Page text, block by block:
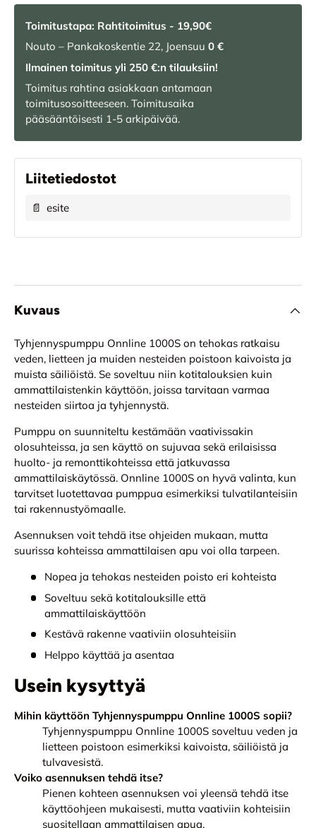
Toimitustapa: Rahtitoimitus - 19,90€
Nouto – Pankakoskentie 22, Joensuu 0 €
Ilmainen toimitus yli 250 €:n tilauksiin!
Toimitus rahtina asiakkaan antamaan
toimitusosoitteeseen. Toimitusaika
pääsääntöisesti 1-5 arkipäivää.
Liitetiedostot
📄 esite
Kuvaus
Tyhjennyspumppu Onnline 1000S on tehokas ratkaisu
veden, lietteen ja muiden nesteiden poistoon kaivoista ja
muista säiliöistä. Se soveltuu niin kotitalouksien kuin
ammattilaistenkin käyttöön, joissa tarvitaan varmaa
nesteiden siirtoa ja tyhjennystä.
Pumppu on suunniteltu kestämään vaativissakin
olosuhteissa, ja sen käyttö on sujuvaa sekä erilaisissa
huolto- ja remonttikohteissa että jatkuvassa
ammattilaiskäytössä. Onnline 1000S on hyvä valinta, kun
tarvitset luotettavaa pumppua esimerkiksi tulvatilanteisiin
tai rakennustyömaalle.
Asennuksen voit tehdä itse ohjeiden mukaan, mutta
suurissa kohteissa ammattilaisen apu voi olla tarpeen.
Nopea ja tehokas nesteiden poisto eri kohteista
Soveltuu sekä kotitalouksille että
ammattilaiskäyttöön
Kestävä rakenne vaativiin olosuhteisiin
Helppo käyttää ja asentaa
Usein kysyttyä
Mihin käyttöön Tyhjennyspumppu Onnline 1000S sopii?
Tyhjennyspumppu Onnline 1000S soveltuu veden ja
lietteen poistoon esimerkiksi kaivoista, säiliöistä ja
tulvavesistä.
Voiko asennuksen tehdä itse?
Pienen kohteen asennuksen voi yleensä tehdä itse
käyttöohjeen mukaisesti, mutta vaativiin kohteisiin
suositellaan ammattilaisen apua.